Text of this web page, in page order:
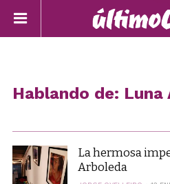
Hablando de: Luna
La hermosa
Arboleda